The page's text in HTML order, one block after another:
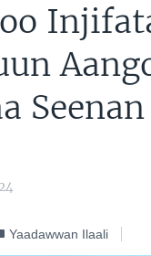
Seenan
Yaadawwan Ilaali